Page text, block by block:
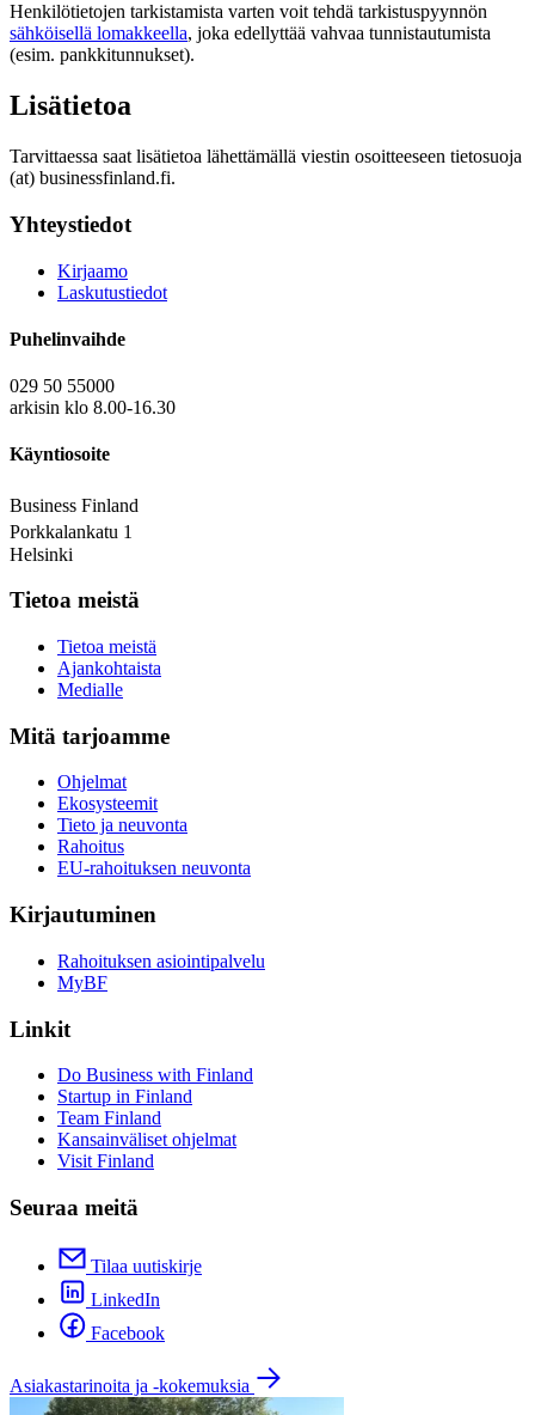
Henkilötietojen tarkistamista varten voit tehdä tarkistuspyynnön
sähköisellä lomakkeella, joka edellyttää vahvaa tunnistautumista
(esim. pankkitunnukset).
Lisätietoa
Tarvittaessa saat lisätietoa lähettämällä viestin osoitteeseen tietosuoja
(at) businessfinland.fi.
Yhteystiedot
Kirjaamo
Laskutustiedot
Puhelinvaihde
029 50 55000
arkisin klo 8.00-16.30
Käyntiosoite
Business Finland
Porkkalankatu 1
Helsinki
Tietoa meistä
Tietoa meistä
Ajankohtaista
Medialle
Mitä tarjoamme
Ohjelmat
Ekosysteemit
Tieto ja neuvonta
Rahoitus
EU-rahoituksen neuvonta
Kirjautuminen
Rahoituksen asiointipalvelu
MyBF
Linkit
Do Business with Finland
Startup in Finland
Team Finland
Kansainväliset ohjelmat
Visit Finland
Seuraa meitä
Tilaa uutiskirje
LinkedIn
Facebook
Asiakastarinoita ja -kokemuksia